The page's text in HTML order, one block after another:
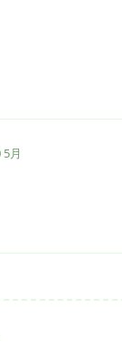
5月